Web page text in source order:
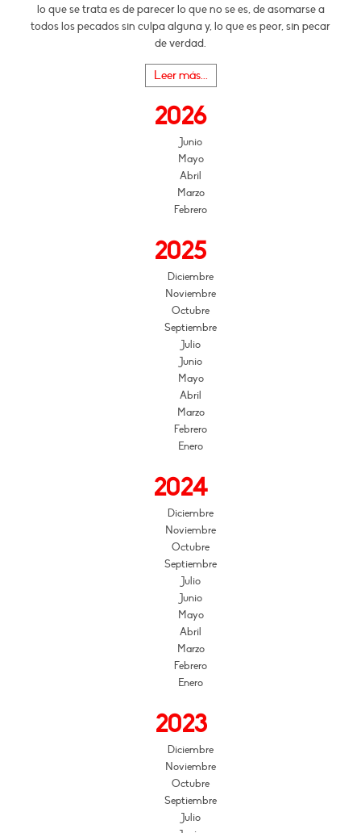
lo que se trata es de parecer lo que no se es, de asomarse a
todos los pecados sin culpa alguna y, lo que es peor, sin pecar
de verdad.
Leer más...
2026
Junio
Mayo
Abril
Marzo
Febrero
2025
Diciembre
Noviembre
Octubre
Septiembre
Julio
Junio
Mayo
Abril
Marzo
Febrero
Enero
2024
Diciembre
Noviembre
Octubre
Septiembre
Julio
Junio
Mayo
Abril
Marzo
Febrero
Enero
2023
Diciembre
Noviembre
Octubre
Septiembre
Julio